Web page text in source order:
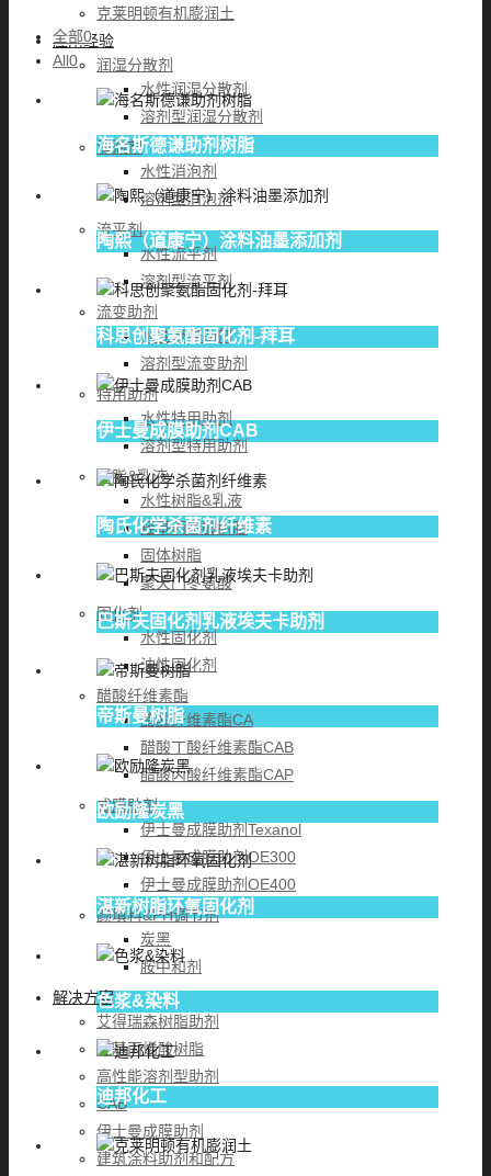
克莱明顿有机膨润土
应用经验
润湿分散剂
水性润湿分散剂
溶剂型润湿分散剂
消泡剂
水性消泡剂
溶剂型消泡剂
流平剂
水性流平剂
溶剂型流平剂
流变助剂
水性流变助剂
溶剂型流变助剂
特用助剂
水性特用助剂
溶剂型特用助剂
树脂&乳液
水性树脂&乳液
羟基丙烯酸树脂
固体树脂
聚天门冬氨酸
固化剂
水性固化剂
油性固化剂
醋酸纤维素酯
醋酸纤维素酯CA
醋酸丁酸纤维素酯CAB
醋酸丙酸纤维素酯CAP
成膜助剂
伊士曼成膜助剂Texanol
伊士曼成膜助剂OE300
伊士曼成膜助剂OE400
颜填料&PH调节剂
炭黑
胺中和剂
解决方案
艾得瑞森树脂助剂
羟基丙烯酸树脂
高性能溶剂型助剂
CAB
伊士曼成膜助剂
建筑涂料助剂和配方
全部0
All0
海名斯德谦助剂树脂
陶熙（道康宁）涂料油墨添加剂
科思创聚氨酯固化剂-拜耳
伊士曼成膜助剂CAB
陶氏化学杀菌剂纤维素
巴斯夫固化剂乳液埃夫卡助剂
帝斯曼树脂
欧励隆炭黑
湛新树脂环氧固化剂
色浆&染料
迪邦化工